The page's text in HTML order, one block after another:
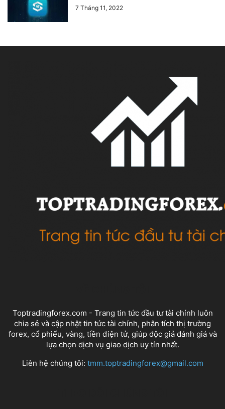
7 Tháng 11, 2022
Toptradingforex.com - Trang tin tức đầu tư tài chính luôn
chia sẻ và cập nhật tin tức tài chính, phân tích thị trường
forex, cổ phiếu, vàng, tiền điện tử, giúp độc giả đánh giá và
lựa chọn dịch vụ giao dịch uy tín nhất.
Liên hệ chúng tôi: tmm.toptradingforex@gmail.com